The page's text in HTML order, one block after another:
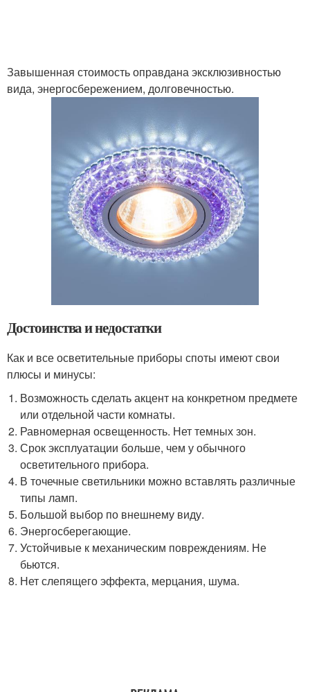
Завышенная стоимость оправдана эксклюзивностью
вида, энергосбережением, долговечностью.
Достоинства и недостатки
Как и все осветительные приборы споты имеют свои
плюсы и минусы:
Возможность сделать акцент на конкретном предмете
или отдельной части комнаты.
Равномерная освещенность. Нет темных зон.
Срок эксплуатации больше, чем у обычного
осветительного прибора.
В точечные светильники можно вставлять различные
типы ламп.
Большой выбор по внешнему виду.
Энергосберегающие.
Устойчивые к механическим повреждениям. Не
бьются.
Нет слепящего эффекта, мерцания, шума.